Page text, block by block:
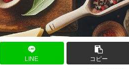
LINE コピー